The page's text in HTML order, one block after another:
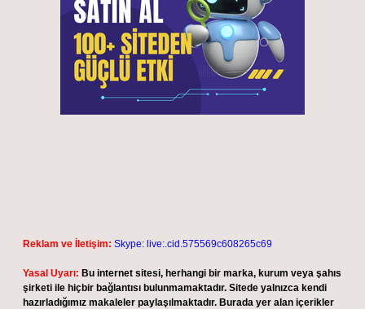
Reklam ve İletişim: Skype: live:.cid.575569c608265c69
Yasal Uyarı: Bu internet sitesi, herhangi bir marka, kurum veya şahıs
şirketi ile hiçbir bağlantısı bulunmamaktadır. Sitede yalnızca kendi
hazırladığımız makaleler paylaşılmaktadır. Burada yer alan içerikler